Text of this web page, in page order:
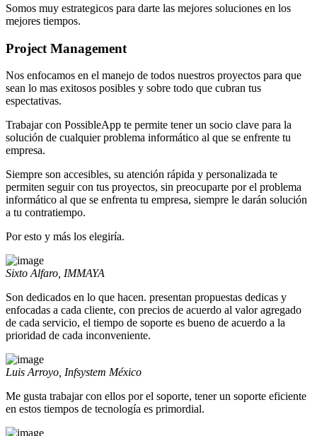
Somos muy estrategicos para darte las mejores soluciones en los
mejores tiempos.
Project Management
Nos enfocamos en el manejo de todos nuestros proyectos para que
sean lo mas exitosos posibles y sobre todo que cubran tus
espectativas.
Trabajar con PossibleApp te permite tener un socio clave para la
solución de cualquier problema informático al que se enfrente tu
empresa.
Siempre son accesibles, su atención rápida y personalizada te
permiten seguir con tus proyectos, sin preocuparte por el problema
informático al que se enfrenta tu empresa, siempre le darán solución
a tu contratiempo.
Por esto y más los elegiría.
Sixto Alfaro, IMMAYA
Son dedicados en lo que hacen. presentan propuestas dedicas y
enfocadas a cada cliente, con precios de acuerdo al valor agregado
de cada servicio, el tiempo de soporte es bueno de acuerdo a la
prioridad de cada inconveniente.
Luis Arroyo, Infsystem México
Me gusta trabajar con ellos por el soporte, tener un soporte eficiente
en estos tiempos de tecnología es primordial.